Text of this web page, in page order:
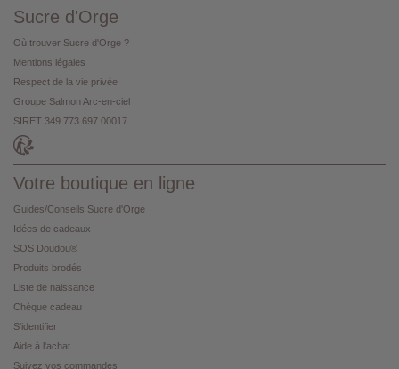
Sucre d'Orge
Où trouver Sucre d'Orge ?
Mentions légales
Respect de la vie privée
Groupe Salmon Arc-en-ciel
SIRET 349 773 697 00017
Votre boutique en ligne
Guides/Conseils Sucre d'Orge
Idées de cadeaux
SOS Doudou®
Produits brodés
Liste de naissance
Chèque cadeau
S'identifier
Aide à l'achat
Suivez vos commandes